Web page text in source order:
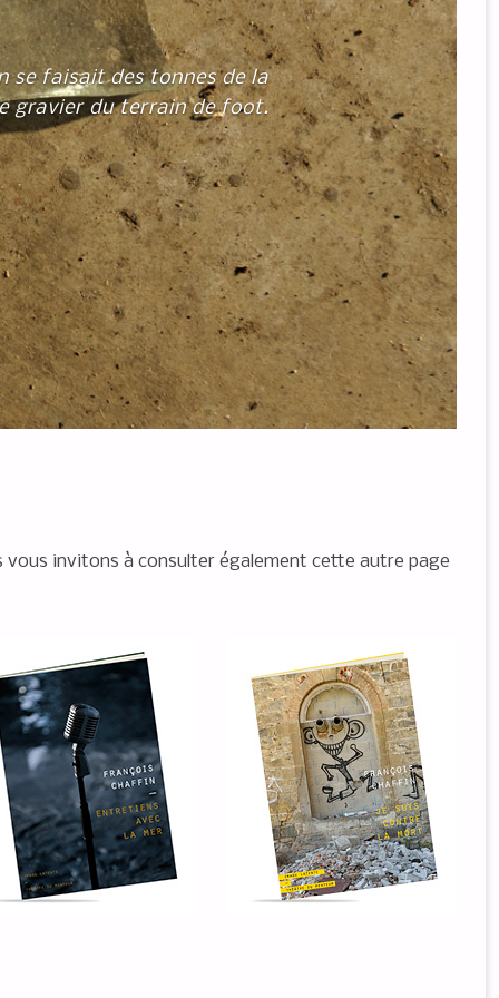
se faisait des tonnes de la
gravier du terrain de foot.
vous invitons à consulter également cette autre page